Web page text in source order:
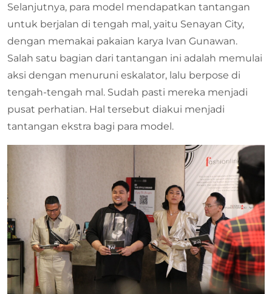
Selanjutnya, para model mendapatkan tantangan
untuk berjalan di tengah mal, yaitu Senayan City,
dengan memakai pakaian karya Ivan Gunawan.
Salah satu bagian dari tantangan ini adalah memulai
aksi dengan menuruni eskalator, lalu berpose di
tengah-tengah mal. Sudah pasti mereka menjadi
pusat perhatian. Hal tersebut diakui menjadi
tantangan ekstra bagi para model.